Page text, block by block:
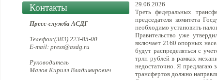
Контакты
Пресс-служба АСДГ
Телефон:(383) 223-85-00
E-mail: press@asdg.ru
Руководитель
Малов Кирилл Владимирович
29.06.2026
Треть федеральных
председателя комитета
необходимо установить
Правительство уже
включает 2160 опорных
будут распределяться с
трлн рублей в рамках
недостаточно. Я предлагаю
трансфертов должно